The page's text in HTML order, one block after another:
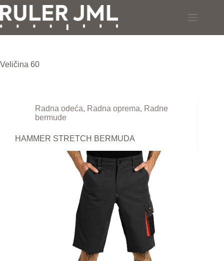
Skip
to
content
Veličina 60
Radna odeća, Radna oprema, Radne
bermude
HAMMER STRETCH BERMUDA